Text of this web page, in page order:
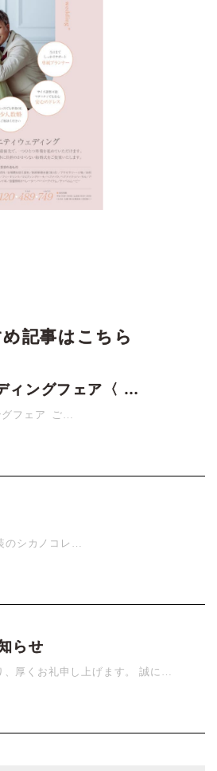
記事はこちら
ィングフェア〈 …
グフェア ご…
のシカノコレ…
らせ
、厚くお礼申し上げます。 誠に…